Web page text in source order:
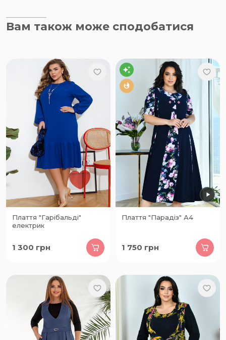
Вам також може сподобатися
Плаття "Гарібальді"
електрик
1 300 грн
Плаття "Парадіз" А4
1 750 грн